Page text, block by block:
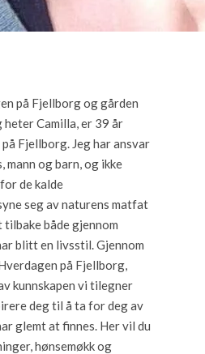
på Fjellborg og gården
heter Camilla, er 39 år
Fjellborg. Jeg har ansvar
mann og barn, og ikke
de kalde
seg av naturens matfat
både gjennom
blitt en livsstil. Gjennom
på Fjellborg,
kunnskapen vi tilegner
deg til å ta for deg av
glemt at finnes. Her vil du
hønsemøkk og